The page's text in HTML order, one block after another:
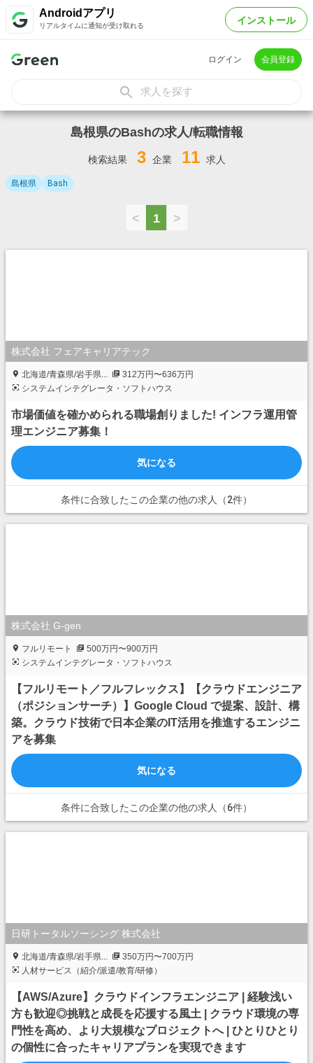
Androidアプリ
リアルタイムに通知が受け取れる インストール
ログイン 会員登録
求人を探す
島根県のBashの求人/転職情報
検索結果 3 企業 11 求人
島根県 Bash
< 1 >
株式会社 フェアキャリアテック
北海道/青森県/岩手県...
312万円〜636万円
システムインテグレータ・ソフトハウス
市場価値を確かめられる職場創りました! インフラ運用管
理エンジニア募集！
気になる
条件に合致したこの企業の他の求人（2件）
株式会社 G-gen
フルリモート
500万円〜900万円
システムインテグレータ・ソフトハウス
【フルリモート／フルフレックス】【クラウドエンジニア
（ポジションサーチ）】Google Cloud で提案、設計、構
築。クラウド技術で日本企業のIT活用を推進するエンジニ
アを募集
気になる
条件に合致したこの企業の他の求人（6件）
日研トータルソーシング 株式会社
北海道/青森県/岩手県...
350万円〜700万円
人材サービス（紹介/派遣/教育/研修）
【AWS/Azure】クラウドインフラエンジニア | 経験浅い
方も歓迎◎挑戦と成長を応援する風土 | クラウド環境の専
門性を高め、より大規模なプロジェクトへ | ひとりひとり
の個性に合ったキャリアプランを実現できます